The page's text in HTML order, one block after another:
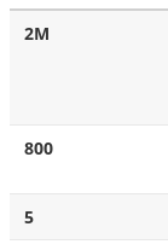
2М
800
5